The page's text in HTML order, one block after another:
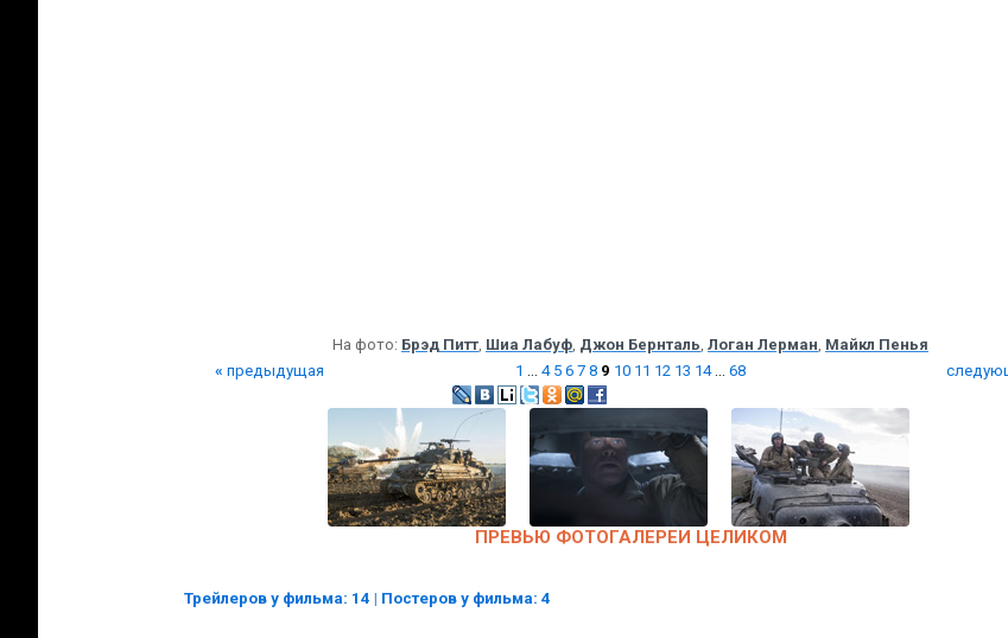
На фото: Брэд Питт, Шиа Лабуф, Джон Бернталь, Логан Лерман, Майкл Пенья
« предыдущая 1 ... 4 5 6 7 8 9 10 11 12 13 14... 68
ПРЕВЬЮ ФОТОГАЛЕРЕИ ЦЕЛИКОМ
Трейлеров у фильма: 14 | Постеров у фильма: 4